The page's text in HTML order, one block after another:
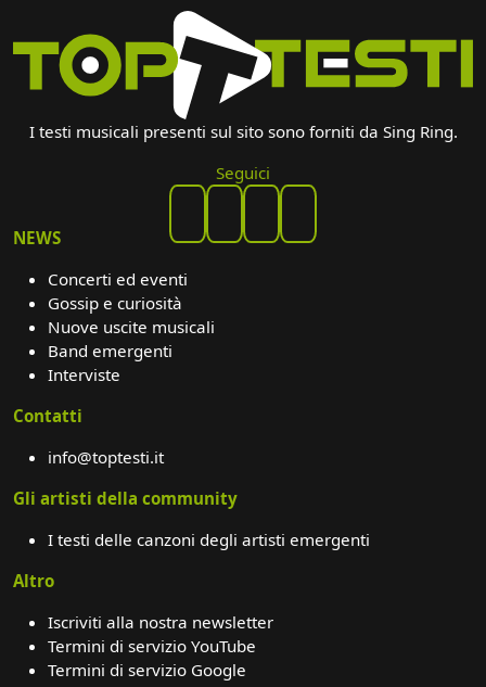
I testi musicali presenti sul sito sono forniti da Sing Ring.
Seguici
NEWS
Concerti ed eventi
Gossip e curiosità
Nuove uscite musicali
Band emergenti
Interviste
Contatti
info@toptesti.it
Gli artisti della community
I testi delle canzoni degli artisti emergenti
Altro
Iscriviti alla nostra newsletter
Termini di servizio YouTube
Termini di servizio Google